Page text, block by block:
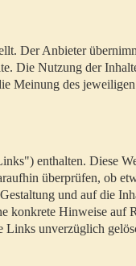
Der Anbieter
Die Nutzung der
Meinung des
enthalten. Diese
überprüfen, ob
und auf die
konkrete Hinweise auf
Links unverzüglich